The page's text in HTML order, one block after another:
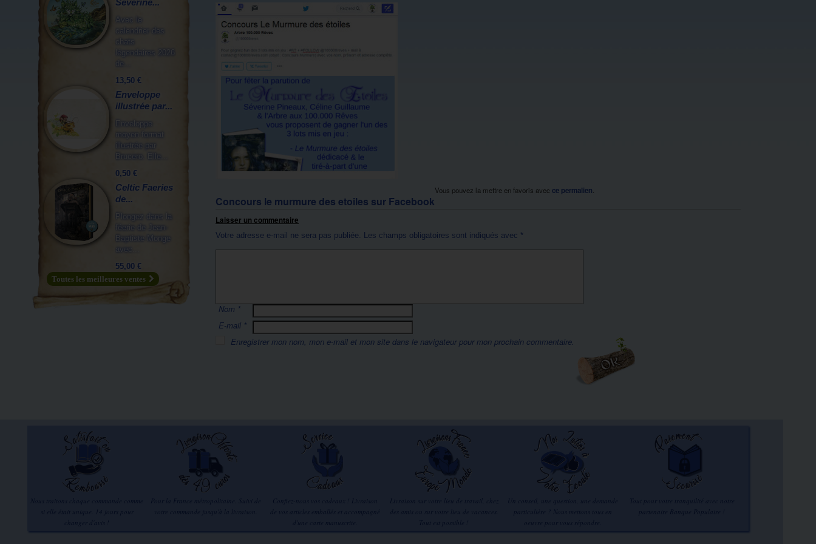
Concours le murmure des etoiles sur Facebook
Vous pouvez la mettre en favoris avec ce permalien
Laisser un commentaire
Votre adresse e-mail ne sera pas publiée. Les champs obligatoires sont indiqués avec *
Nom *
E-mail *
Enregistrer mon nom, mon e-mail et mon site dans le navigateur pour mon prochain commentaire.
Séverine...
Avec le
calendrier des
chats
légendaires 2026
de...
13,50 €
Enveloppe
illustrée par...
Enveloppe
moyen format
illustrée par
Brucero. Elle...
0,50 €
Celtic Faeries
de...
Plongez dans la
féerie de Jean-
Baptiste Monge
avec...
55,00 €
Toutes les meilleures ventes